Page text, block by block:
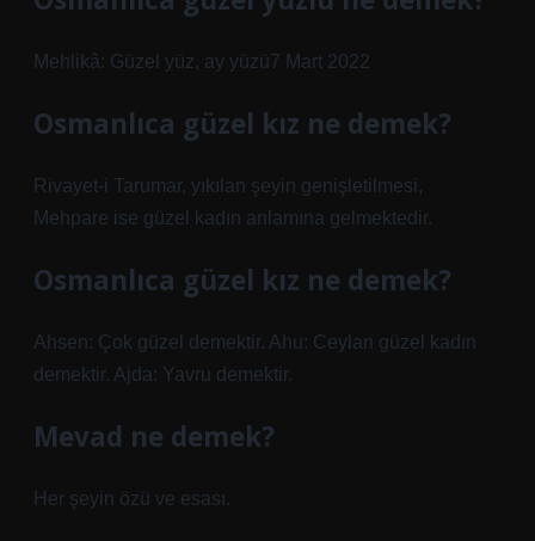
Mehlikâ: Güzel yüz, ay yüzü7 Mart 2022
Osmanlıca güzel kız ne demek?
Rivayet-i Tarumar, yıkılan şeyin genişletilmesi,
Mehpare ise güzel kadın anlamına gelmektedir.
Osmanlıca güzel kız ne demek?
Ahsen: Çok güzel demektir. Ahu: Ceylan güzel kadın
demektir. Ajda: Yavru demektir.
Mevad ne demek?
Her şeyin özü ve esası.